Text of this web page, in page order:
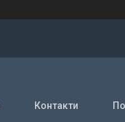
Контакти